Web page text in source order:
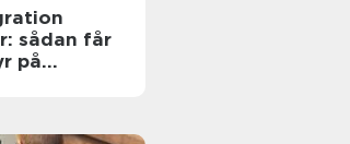
sådan får
på